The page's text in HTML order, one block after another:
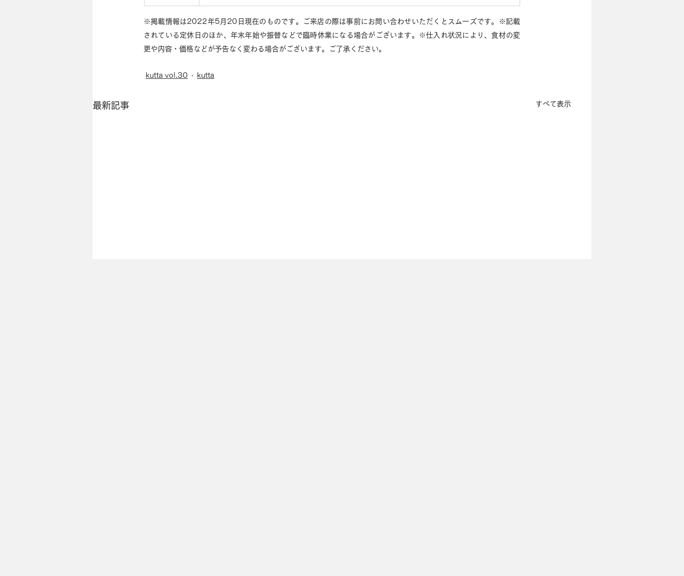
※掲載情報は2022年5月20日現在のものです。ご来店の際は事前にお問い合わせいただくとスムーズです。※記載
されている定休日のほか、年末年始や振替などで臨時休業になる場合がございます。※仕入れ状況により、食材の変
更や内容・価格などが予告なく変わる場合がございます。ご了承ください。
kutta vol.30 kutta
最新記事 すべて表示